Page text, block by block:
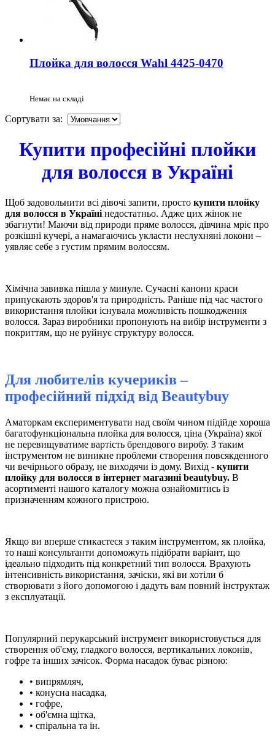
Плойка для волосся Wahl 4425-0470
Немає на складі
Сортувати за:
Купити професійні плойки
для волосся в Україні
Щоб задовольнити всі дівочі запити, просто купити плойку
для волосся в Україні недостатньо. Адже цих жінок не
збагнути! Маючи від природи пряме волосся, дівчина мріє про
розкішні кучері, а намагаючись укласти неслухняні локони –
уявляє себе з густим прямим волоссям.
Хімічна завивка пішла у минуле. Сучасні канони краси
припускають здоров'я та природність. Раніше під час частого
використання плойки існувала можливість пошкодження
волосся. Зараз виробники пропонують на вибір інструменти з
покриттям, що не руйнує структуру волосся.
Для любителів кучериків –
професійний підхід від Вeautybuy
Аматоркам експериментувати над своїм чином підійде хороша
багатофункціональна плойка для волосся, ціна (Україна) якої
не перевищуватиме вартість брендового виробу. З таким
інструментом не виникне проблеми створення повсякденного
чи вечірнього образу, не виходячи із дому. Вихід - купити
плойку для волосся в інтернет магазині beautybuy. В
асортименті нашого каталогу можна ознайомитись із
призначенням кожного пристрою.
Якщо ви вперше стикаєтеся з таким інструментом, як плойка,
то наші консультанти допоможуть підібрати варіант, що
ідеально підходить під конкретний тип волосся. Врахують
інтенсивність використання, зачіски, які ви хотіли б
створювати з його допомогою і дадуть вам повний інструктаж
з експлуатації.
Популярний перукарський інструмент використовується для
створення об'єму, гладкого волосся, вертикальних локонів,
гофре та інших зачісок. Форма насадок буває різною:
• випрямляч,
• конусна насадка,
• гофре,
• об'ємна щітка,
• спіральна та ін.